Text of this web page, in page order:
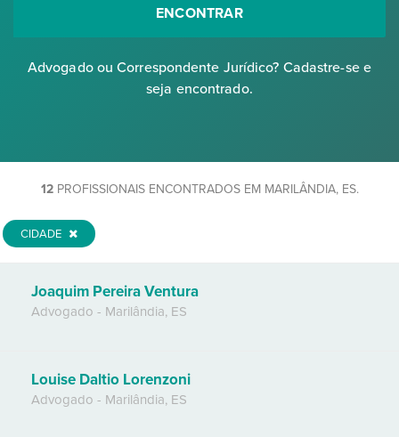
ENCONTRAR
Advogado ou Correspondente Jurídico? Cadastre-se e
seja encontrado.
12PROFISSIONAIS ENCONTRADOS EM MARILÂNDIA, ES.
CIDADE
Joaquim Pereira Ventura
Advogado - Marilândia, ES
Louise Daltio Lorenzoni
Advogado - Marilândia, ES